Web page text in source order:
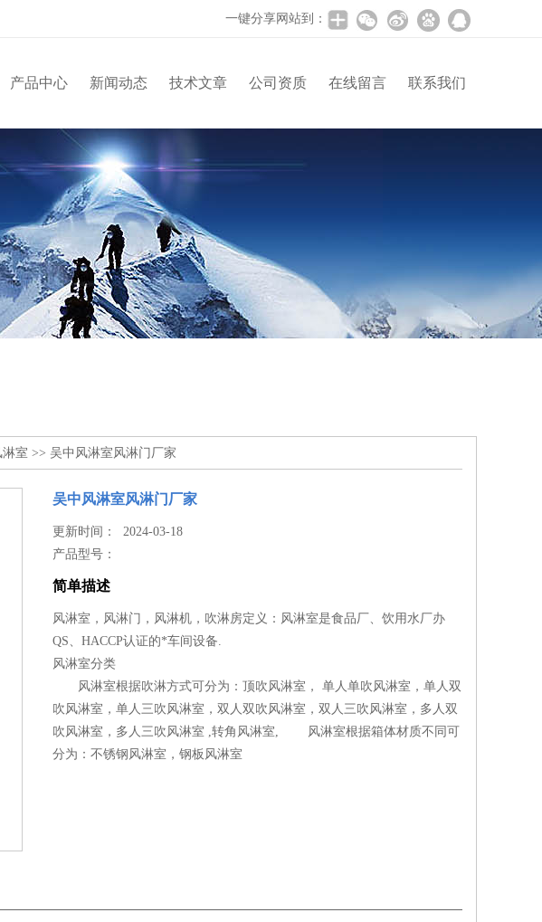
一键分享网站到：
产品中心 新闻动态 技术文章 公司资质 在线留言 联系我们
室 >> 吴中风淋室风淋门厂家
吴中风淋室风淋门厂家
更新时间： 2024-03-18
产品型号：
简单描述
风淋室，风淋门，风淋机，吹淋房定义：风淋室是食品厂、饮用水厂办
QS、HACCP认证的*车间设备.
风淋室分类
风淋室根据吹淋方式可分为：顶吹风淋室， 单人单吹风淋室，单人双
吹风淋室，单人三吹风淋室，双人双吹风淋室，双人三吹风淋室，多人双
吹风淋室，多人三吹风淋室 ,转角风淋室, 风淋室根据箱体材质不同可
分为：不锈钢风淋室，钢板风淋室